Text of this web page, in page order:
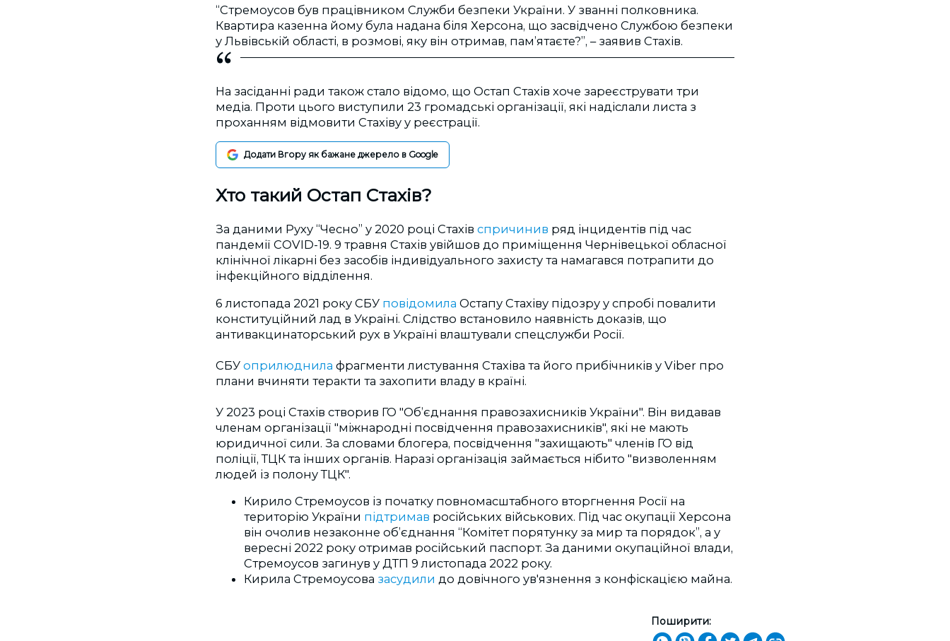
“Стремоусов був працівником Служби безпеки України. У званні полковника.
Квартира казенна йому була надана біля Херсона, що засвідчено Службою безпеки
у Львівській області, в розмові, яку він отримав, памʼятаєте?”, – заявив Стахів.
На засіданні ради також стало відомо, що Остап Стахів хоче зареєструвати три
медіа. Проти цього виступили 23 громадські організації, які надіслали листа з
проханням відмовити Стахіву у реєстрації.
Додати Вгору як бажане джерело в Google
Хто такий Остап Стахів?
За даними Руху “Чесно” у 2020 році Стахів спричинив ряд інцидентів під час
пандемії COVID-19. 9 травня Стахів увійшов до приміщення Чернівецької обласної
клінічної лікарні без засобів індивідуального захисту та намагався потрапити до
інфекційного відділення.
6 листопада 2021 року СБУ повідомила Остапу Стахіву підозру у спробі повалити
конституційний лад в Україні. Слідство встановило наявність доказів, що
антивакцинаторський рух в Україні влаштували спецслужби Росії.
СБУ оприлюднила фрагменти листування Стахіва та його прибічників у Viber про
плани вчиняти теракти та захопити владу в країні.
У 2023 році Стахів створив ГО "Обʼєднання правозахисників України". Він видавав
членам організації "міжнародні посвідчення правозахисників", які не мають
юридичної сили. За словами блогера, посвідчення "захищають" членів ГО від
поліції, ТЦК та інших органів. Наразі організація займається нібито "визволенням
людей із полону ТЦК".
Кирило Стремоусов із початку повномасштабного вторгнення Росії на
територію України підтримав російських військових. Під час окупації Херсона
він очолив незаконне об’єднання “Комітет порятунку за мир та порядок”, а у
вересні 2022 року отримав російський паспорт. За даними окупаційної влади,
Стремоусов загинув у ДТП 9 листопада 2022 року.
Кирила Стремоусова засудили до довічного ув'язнення з конфіскацією майна.
Поширити: